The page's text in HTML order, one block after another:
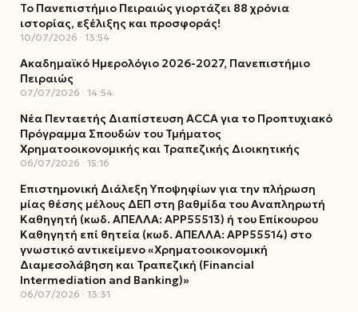
Το Πανεπιστήμιο Πειραιώς γιορτάζει 88 χρόνια
ιστορίας, εξέλιξης και προσφοράς!
10/07/2026 13:54
Ακαδημαϊκό Ημερολόγιο 2026-2027, Πανεπιστήμιο
Πειραιώς
07/07/2026 14:54
Νέα Πενταετής Διαπίστευση ACCA για το Προπτυχιακό
Πρόγραμμα Σπουδών του Τμήματος
Χρηματοοικονομικής και Τραπεζικής Διοικητικής
06/07/2026 15:16
Επιστημονική Διάλεξη Υποψηφίων για την πλήρωση
μίας θέσης μέλους ΔΕΠ στη βαθμίδα του Αναπληρωτή
Καθηγητή (κωδ. ΑΠΕΛΛΑ: ΑΡΡ55513) ή του Επίκουρου
Καθηγητή επί θητεία (κωδ. ΑΠΕΛΛΑ: ΑΡΡ55514) στο
γνωστικό αντικείμενο «Χρηματοοικονομική
Διαμεσολάβηση και Τραπεζική (Financial
Intermediation and Banking)»
06/07/2026 13:31